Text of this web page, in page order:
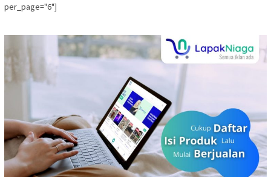
per_page="6"]